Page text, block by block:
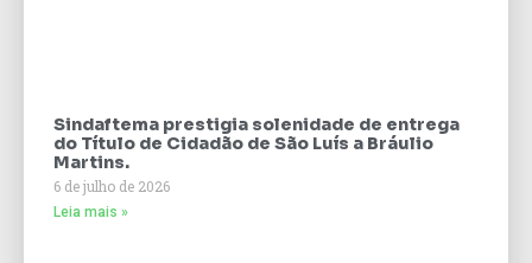
Sindaftema prestigia solenidade de entrega
do Título de Cidadão de São Luís a Bráulio
Martins.
6 de julho de 2026
Leia mais »